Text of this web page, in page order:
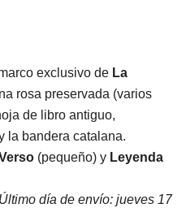
€
exclusivo de La
rosa preservada (varios
de libro antiguo,
la bandera catalana.
(pequeño) y Leyenda
día de envío: jueves 17